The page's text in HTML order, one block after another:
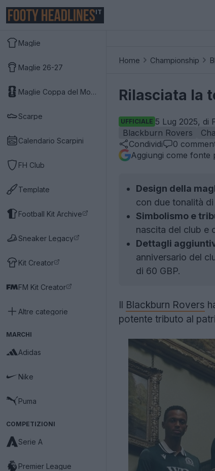
IT
Maglie
Maglie 26-27
Maglie Coppa del Mondo 2026
Scarpe
Calendario Scarpini
FH Club
Template
Football Kit Archive
Sneaker Legacy
Kit Creator
FM Kit Creator
Altre categorie
MARCHI
Adidas
Nike
Puma
COMPETIZIONI
Serie A
Premier League
Home Championship
Rilasciata la
UFFICIALE 5 Lug 2025, di
Blackburn Rovers
Condividi
0
Aggiungi come fonte
Design della
con due tonalità
Simbolismo e
nascita del club e
Dettagli
anniversario del
di 60 GBP.
Il Blackburn Rovers
potente tributo al